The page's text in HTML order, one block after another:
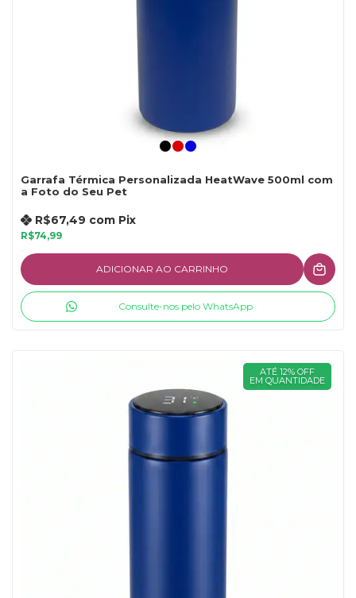
Garrafa Térmica Personalizada HeatWave 500ml com
a Foto do Seu Pet
R$74,99
R$67,49 com Pix
ADICIONAR AO CARRINHO
Consulte-nos pelo WhatsApp
ATÉ 12% OFF
EM QUANTIDADE